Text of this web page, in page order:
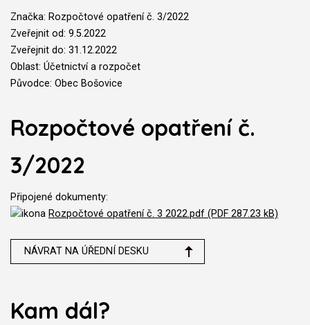
Značka: Rozpočtové opatření č. 3/2022
Zveřejnit od: 9.5.2022
Zveřejnit do: 31.12.2022
Oblast: Účetnictví a rozpočet
Původce: Obec Bošovice
Rozpočtové opatření č.
3/2022
Připojené dokumenty:
Rozpočtové opatření č. 3 2022.pdf (PDF 287.23 kB)
NÁVRAT NA ÚŘEDNÍ DESKU
Kam dál?